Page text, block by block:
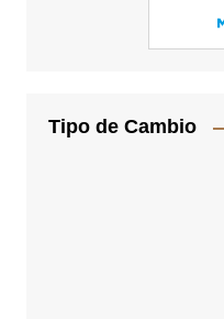
Tipo de Cambio